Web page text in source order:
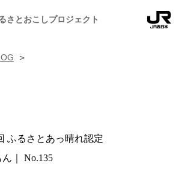
さとおこしプロジェクト
お知らせ
ふるさとあっ晴れ認定
ん
No.135